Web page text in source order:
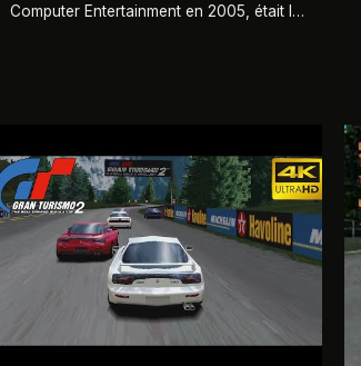
Computer Entertainment en 2005, était le